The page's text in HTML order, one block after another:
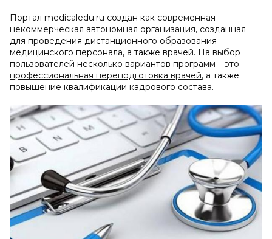
Портал medicaledu.ru создан как современная
некоммерческая автономная организация, созданная
для проведения дистанционного образования
медицинского персонала, а также врачей. На выбор
пользователей несколько вариантов программ – это
профессиональная переподготовка врачей, а также
повышение квалификации кадрового состава.